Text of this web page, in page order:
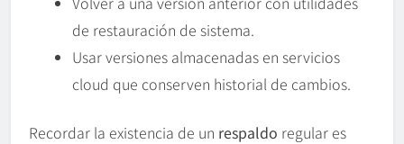
de restauración de sistema.
Usar versiones almacenadas en servicios
cloud que conserven historial de cambios.
Recordar la existencia de un respaldo regular es